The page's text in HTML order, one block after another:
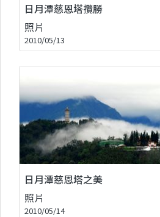
日月潭慈恩塔攬勝
照片
2010/05/13
日月潭慈恩塔之美
照片
2010/05/14